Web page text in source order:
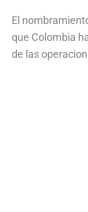
El
que Colombia
de las